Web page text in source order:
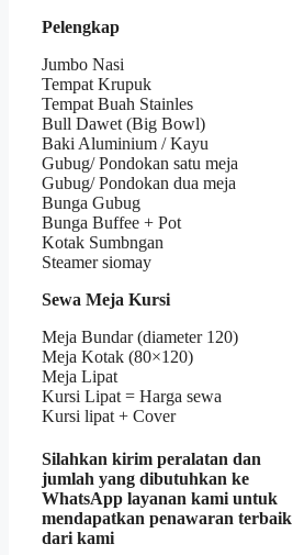
Pelengkap
Jumbo Nasi
Tempat Krupuk
Tempat Buah Stainles
Bull Dawet (Big Bowl)
Baki Aluminium / Kayu
Gubug/ Pondokan satu meja
Gubug/ Pondokan dua meja
Bunga Gubug
Bunga Buffee + Pot
Kotak Sumbngan
Steamer siomay
Sewa Meja Kursi
Meja Bundar (diameter 120)
Meja Kotak (80×120)
Meja Lipat
Kursi Lipat = Harga sewa
Kursi lipat + Cover
Silahkan kirim peralatan dan
jumlah yang dibutuhkan ke
WhatsApp layanan kami untuk
mendapatkan penawaran terbaik
dari kami